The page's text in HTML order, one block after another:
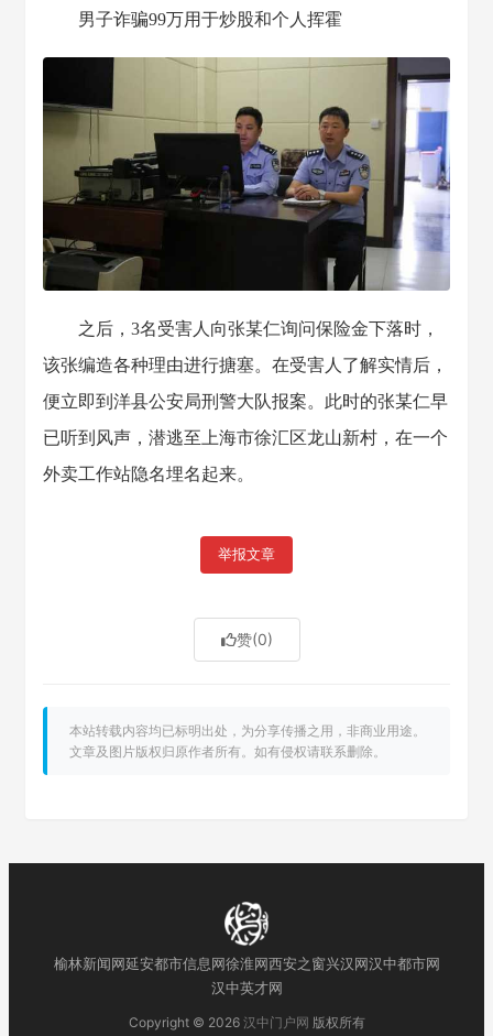
男子诈骗99万用于炒股和个人挥霍
之后，3名受害人向张某仁询问保险金下落时，
该张编造各种理由进行搪塞。在受害人了解实情后，
便立即到洋县公安局刑警大队报案。此时的张某仁早
已听到风声，潜逃至上海市徐汇区龙山新村，在一个
外卖工作站隐名埋名起来。
举报文章
赞(0)
本站转载内容均已标明出处，为分享传播之用，非商业用途。
文章及图片版权归原作者所有。如有侵权请联系删除。
榆林新闻网延安都市信息网徐淮网西安之窗兴汉网汉中都市网
汉中英才网
Copyright © 2026 汉中门户网 版权所有